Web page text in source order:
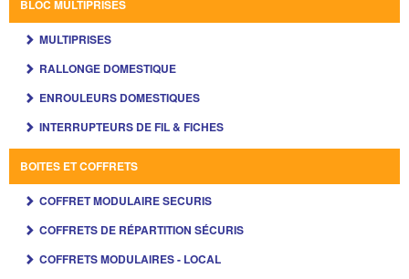
BLOC MULTIPRISES
MULTIPRISES
RALLONGE DOMESTIQUE
ENROULEURS DOMESTIQUES
INTERRUPTEURS DE FIL & FICHES
BOITES ET COFFRETS
COFFRET MODULAIRE SECURIS
COFFRETS DE RÉPARTITION SÉCURIS
COFFRETS MODULAIRES - LOCAL